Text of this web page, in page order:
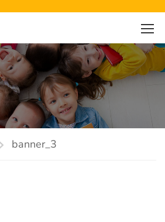
banner_3